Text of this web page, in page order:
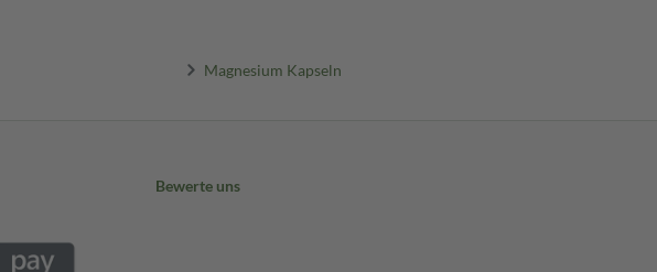
Magnesium Kapseln
Bewerte uns